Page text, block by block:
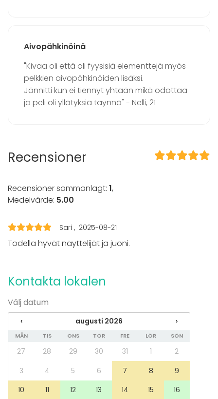
Aivopähkinöinä
"Kivaa oli että oli fyysisiä elementtejä myös
pelkkien aivopähkinöiden lisäksi.
Jännitti kun ei tiennyt yhtään mikä odottaa
ja peli oli yllätyksiä täynnä" - Nelli, 21
Recensioner
Recensioner sammanlagt: 1,
Medelvärde: 5.00
Sari 2025-08-21
Todella hyvät näyttelijät ja juoni.
Kontakta lokalen
Välj datum
‹ augusti 2026 ›
MÅN TIS ONS TOR FRE LÖR SÖN
27 28 29 30 31 1
2
3
4 5 6 7 8
9
10
11 12 13 14 15 16